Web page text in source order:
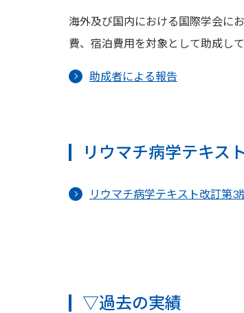
海外及び国内における国際学会に
費、宿泊費用を対象として助成し
助成者による報告
リウマチ病学テキスト
リウマチ病学テキスト改訂第3
▽過去の実績